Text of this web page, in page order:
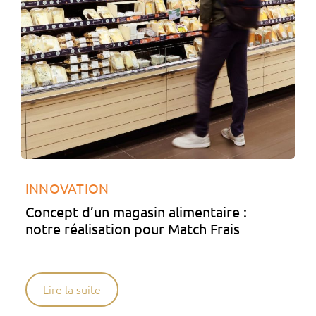
INNOVATION
Concept d’un magasin alimentaire :
notre réalisation pour Match Frais
Lire la suite